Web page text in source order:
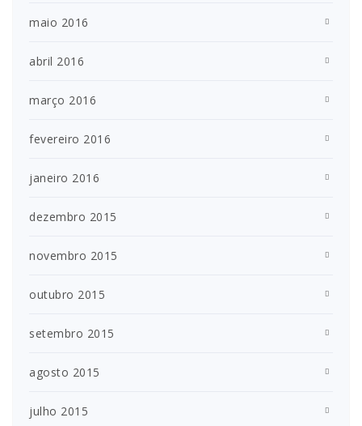
maio 2016
abril 2016
março 2016
fevereiro 2016
janeiro 2016
dezembro 2015
novembro 2015
outubro 2015
setembro 2015
agosto 2015
julho 2015